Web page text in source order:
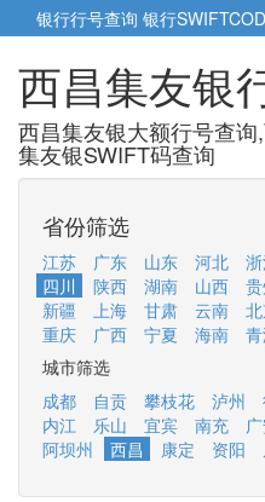
银行行号查询 银行
西昌集友银
西昌集友银大额行号查
集友银SWIFT码查询
省份筛选
江苏 广东 山东 河北
四川
陕西 湖南 山西
新疆
上海 甘肃 云南
重庆
广西 宁夏 海南
城市筛选
成都
自贡 攀枝花 泸州
内江
乐山 宜宾 南充
阿坝州
西昌 康定 资阳